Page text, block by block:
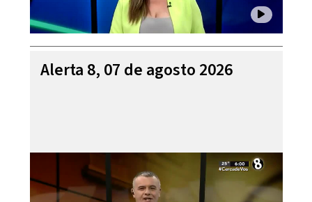
Alerta 8, 07 de agosto 2026